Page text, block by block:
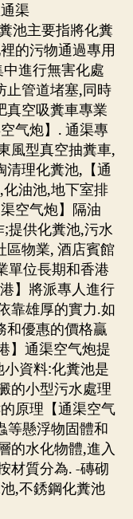
渠
池主要指將化糞
的污物通過專用
進行無害化處
止管道堵塞,同時
真空吸糞車專業
气炮】. 通渠專
風型真空抽糞車,
清理化糞池,【通
油池,地下室排
空气炮】隔油
提供化糞池,污水
區物業, 酒店賓館
單位長期和香港
】將派專人進行
靠雄厚的實力.如
和優惠的價格贏
】通渠空气炮提
資料:化糞池是
的小型污水處理
原理【通渠空气
等懸浮物固體和
的水化物體,進入
材質分為. -磚砌
,不銹鋼化糞池